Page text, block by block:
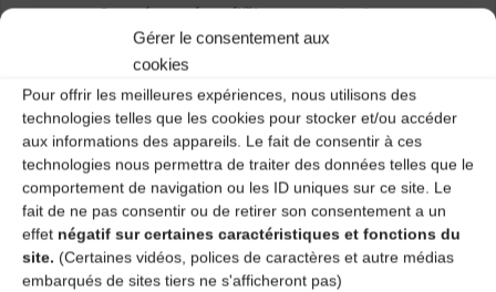
Gérer le consentement aux
cookies
Pour offrir les meilleures expériences, nous utilisons des
technologies telles que les cookies pour stocker et/ou accéder
aux informations des appareils. Le fait de consentir à ces
technologies nous permettra de traiter des données telles que le
comportement de navigation ou les ID uniques sur ce site. Le
fait de ne pas consentir ou de retirer son consentement a un
effet négatif sur certaines caractéristiques et fonctions du
site. (Certaines vidéos, polices de caractères et autre médias
embarqués de sites tiers ne s'afficheront pas)
> Les dates des différentes projections se
retrouvent sur la section « Agenda » de ce site
internet mais également sur le flyer
Un grand merci aux témoins et à toutes les personnes
qui ont apporté leur contribution à ce projet qui a pu
être mené à bien malgré le contexte !